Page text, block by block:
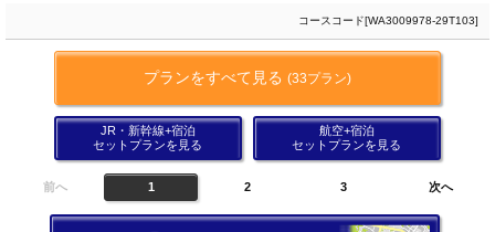
コースコード[WA3009978-29T103]
プランをすべて見る (33プラン)
JR・新幹線+宿泊
セットプランを見る
航空+宿泊
セットプランを見る
前へ 1 2 3 次へ